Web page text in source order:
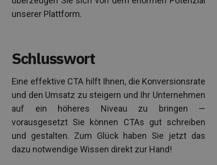
unserer Plattform.
Schlusswort
Eine effektive CTA hilft Ihnen, die Konversionsrate
und den Umsatz zu steigern und Ihr Unternehmen
auf ein höheres Niveau zu bringen —
vorausgesetzt Sie können CTAs gut schreiben
und gestalten. Zum Glück haben Sie jetzt das
dazu notwendige Wissen direkt zur Hand!